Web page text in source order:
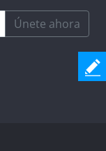
Únete ahora